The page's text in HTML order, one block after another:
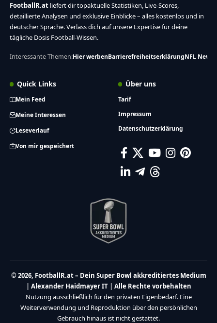
FootballR.at liefert dir topaktuelle Statistiken, Live-Scores,
detaillierte Analysen und exklusive Einblicke – alles kostenlos und in
deutscher Sprache. Verlass dich auf unsere Expertise für deine
tägliche Dosis Football-Wissen.
Interessante Themen:Hier werbenBarrierefreiheitserklärungNFL News
Quick Links
Mein Feed
Meine Interessen
Leseverlauf
Von mir gespeichert
Über uns
Tarif
Impressum
Datenschutzerklärung
© 2026, FootballR.at – Dein Super Bowl akkreditiertes Medium
| Alexander Haidmayer IT | Alle Rechte vorbehalten
Nutzung ausschließlich für den privaten Eigenbedarf. Eine
Weiterverwendung und Reproduktion über den persönlichen
Gebrauch hinaus ist nicht gestattet.